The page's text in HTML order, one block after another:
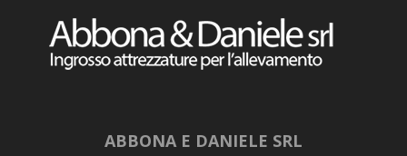
ABBONA E DANIELE SRL